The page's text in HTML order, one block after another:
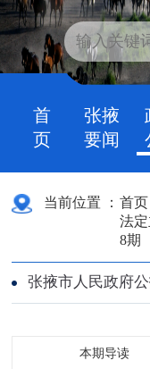
首
页
张掖
要闻
当前位置 ： 首页
法
8期
张掖市人民政府
本期导读